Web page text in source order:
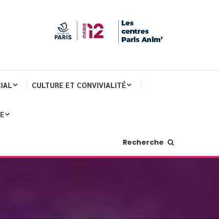
CULTURE ET CONVIVIALITÉ
Recherche